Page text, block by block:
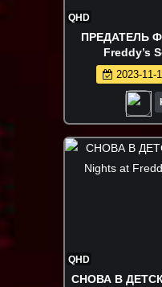
QHD
ПРЕДАТЕЛЬ
Freddy’s
2023-11-
QHD
СНОВА В